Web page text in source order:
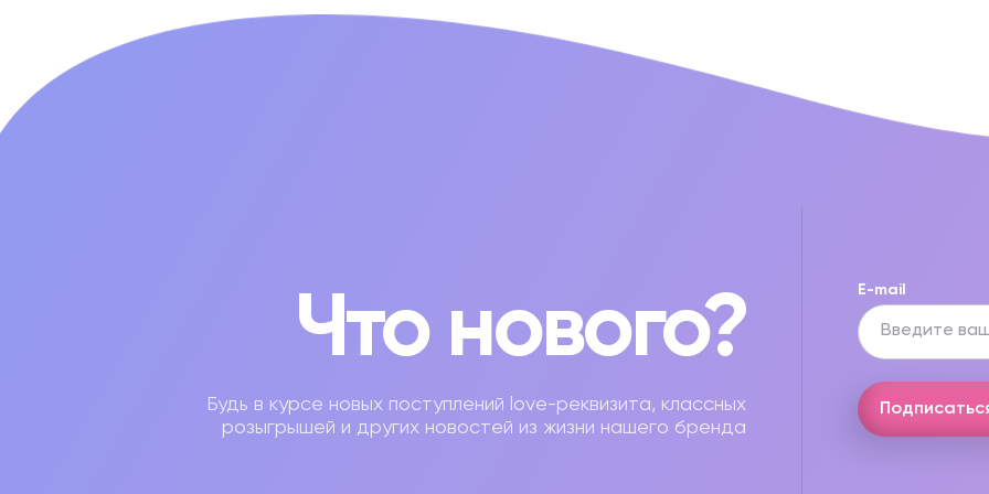
Что нового?
Будь в курсе новых поступлений love-реквизита, классных
розыгрышей и других новостей из жизни нашего бренда
E-mail